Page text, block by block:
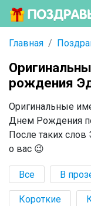
Главная
рождения
Оригинальные
Днем Рождения
После таких слов
о вас 😉
Все В
Короткие